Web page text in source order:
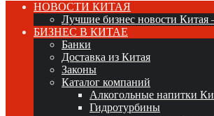
НОВОСТИ КИТАЯ
Лучшие бизнес новости
БИЗНЕС В КИТАЕ
Банки
Доставка из Китая
Законы
Каталог компаний
Алкогольные напитки
Гидротурбины